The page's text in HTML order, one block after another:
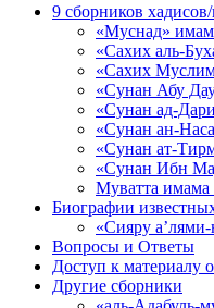
9 сборников хадисов/
«Муснад»
«Сахих аль-
«Сахих
«Сунан Абу
«Сунан ад-
«Сунан ан-
«Сунан ат-
«Сунан Ибн
Муватта
Биографии
«Сияру
Вопросы и Ответы
Доступ к материалу
Другие сборники